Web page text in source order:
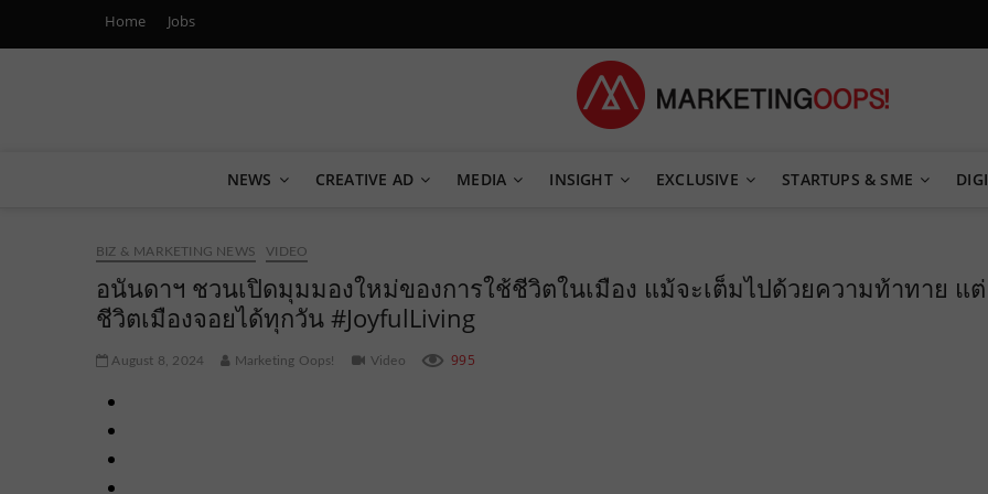
Home Jobs
Marketing Oops!
NEWS CREATIVE AD MEDIA INSIGHT EXCLUSIVE STARTUPS & SME
BIZ & MARKETING NEWS VIDEO
อนันดาฯ ชวนเปิดมุมมองใหม่ของการใช้ชีวิตในเมือง แม้จะเต็มไปด้วยความท้าทาย แต่
ชีวิตเมืองจอยได้ทุกวัน #JoyfulLiving
August 8, 2024 Marketing Oops! Video 995